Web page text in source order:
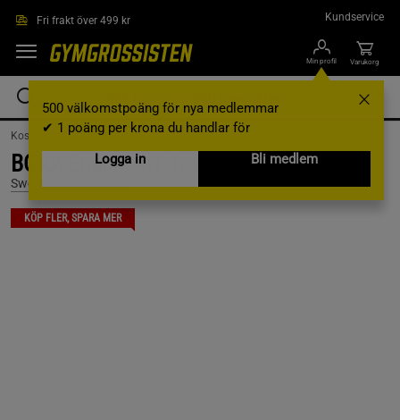
Fri frakt över 499 kr Kundservice
Min profil
500 välkomstpoäng för nya medlemmar
✔ 1 poäng per krona du handlar för
Logga in
Bli medlem
Varukorg
Kosttillskott /Aminosyror /BCAA
BCAA Engine 4:1:1, 400 g, Crazy Mango
Swedish Supplements
KÖP FLER, SPARA MER